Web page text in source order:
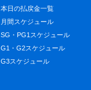
本日の払戻金一覧
月間スケジュール
SG・PG1スケジュール
G1・G2スケジュール
G3スケジュール